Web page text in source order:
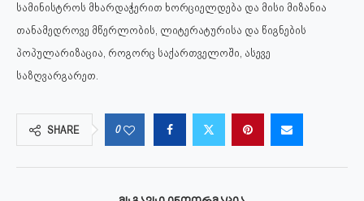
სამინისტროს მხარდაჭერით ხორციელდება და მისი მიზანია
თანამედროვე მწერლობის, ლიტერატურისა და წიგნების
პოპულარიზაცია, როგორც საქართველოში, ასევე
საზღვარგარეთ.
SHARE 0